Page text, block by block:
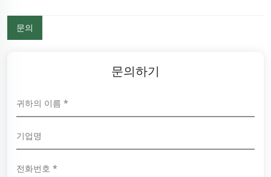
문의
문의하기